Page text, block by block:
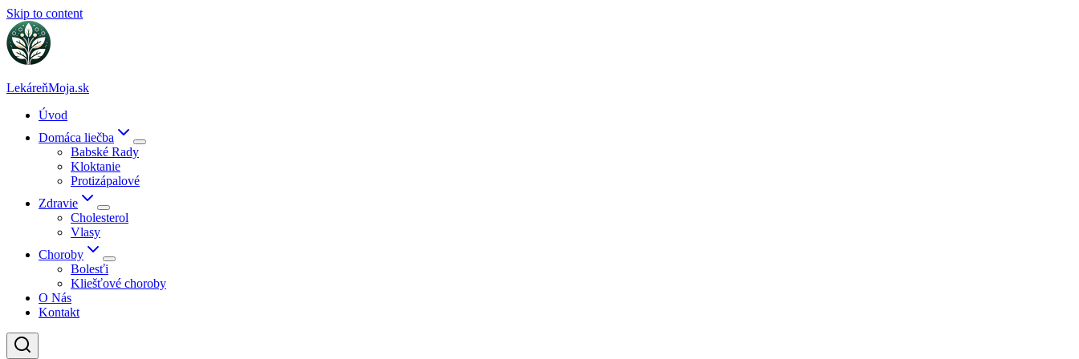
Skip to content
LekáreňMoja.sk
Úvod
Domáca liečba
Babské Rady
Kloktanie
Protizápalové
Zdravie
Cholesterol
Vlasy
Choroby
Bolesťi
Kliešťové choroby
O Nás
Kontakt